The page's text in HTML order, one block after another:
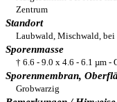
Zentrum
Standort
Laubwald, Mischwald, bei
Sporenmasse
† 6.6 - 9.0 x 4.6 - 6.1 µm
Sporenmembran,
Grobwarzig